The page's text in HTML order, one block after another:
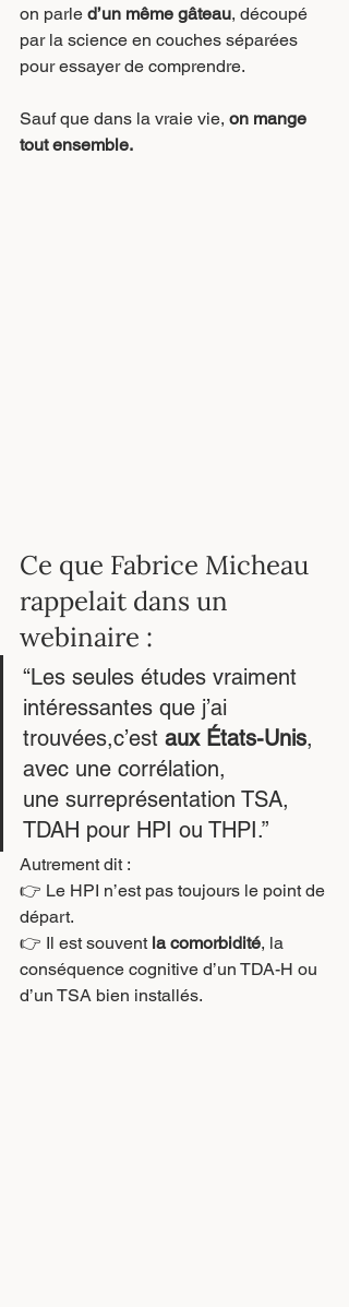
on parle d’un même gâteau, découpé
par la science en couches séparées
pour essayer de comprendre.
Sauf que dans la vraie vie, on mange
tout ensemble.
Ce que Fabrice Micheau
rappelait dans un
webinaire :
“Les seules études vraiment
intéressantes que j’ai
trouvées,c’est aux États-Unis,
avec une corrélation,
une surreprésentation TSA,
TDAH pour HPI ou THPI.”
Autrement dit :
👉 Le HPI n’est pas toujours le point de
départ.
👉 Il est souvent la comorbidité, la
conséquence cognitive d’un TDA-H ou
d’un TSA bien installés.